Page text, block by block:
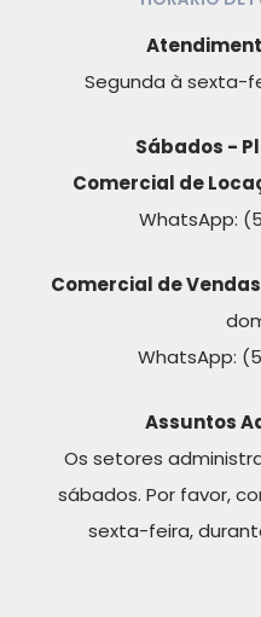
Segunda à sexta-
Sábados -
Comercial de
WhatsApp:
Comercial de Vendas
WhatsApp:
Assuntos
Os setores
sábados. Por favor,
sexta-feira,